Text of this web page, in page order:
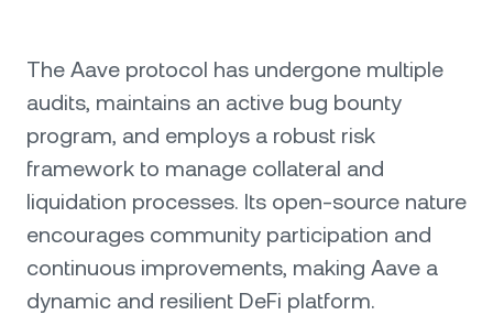
The Aave protocol has undergone multiple
audits, maintains an active bug bounty
program, and employs a robust risk
framework to manage collateral and
liquidation processes. Its open-source nature
encourages community participation and
continuous improvements, making Aave a
dynamic and resilient DeFi platform.